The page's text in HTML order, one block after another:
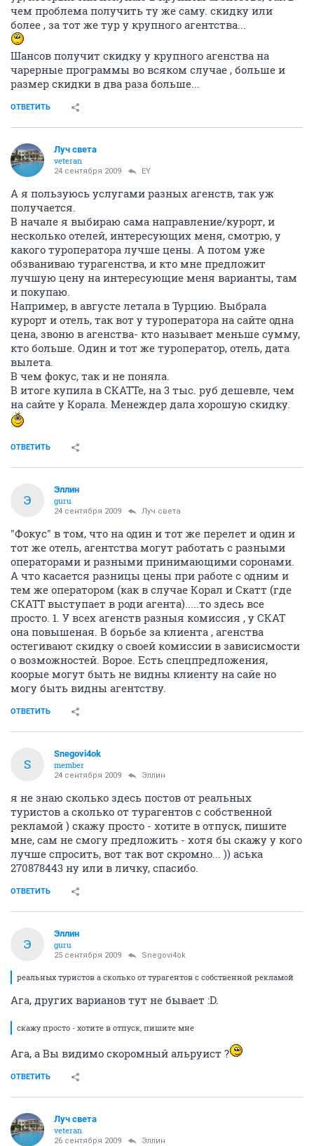
чем проблема получить ту же саму. скидку или
более , за тот же тур у крупного агентства...
Шансов получит скидку у крупного агенства на
чарерные программы во всяком случае , больше и
размер скидки в два раза больше...
ОТВЕТИТЬ
Луч света
veteran
24 сентября 2009 EY
А я пользуюсь услугами разных агенств, так уж
получается.
В начале я выбираю сама направление/курорт, и
несколько отелей, интересующих меня, смотрю, у
какого туроператора лучше цены. А потом уже
обзваниваю турагенства, и кто мне предложит
лучшую цену на интересующие меня варианты, там
и покупаю.
Например, в августе летала в Турцию. Выбрала
курорт и отель, так вот у туроператора на сайте одна
цена, звоню в агенства- кто называет меньше сумму,
кто больше. Один и тот же туроператор, отель, дата
вылета.
В чем фокус, так и не поняла.
В итоге купила в СКАТТе, на 3 тыс. руб дешевле, чем
на сайте у Корала. Менеждер дала хорошую скидку.
ОТВЕТИТЬ
Э
Эллин
guru
24 сентября 2009 Луч света
"Фокус" в том, что на один и тот же перелет и один и
тот же отель, агентства могут работать с разными
операторами и разными принимающими соронами.
А что касается разницы цены при работе с одним и
тем же оператором (как в случае Корал и Скатт (где
СКАТТ выступает в роди агента).....то здесь все
просто. 1. У всех агенств разныя комиссия , у СКАТ
она повышеная. В борьбе за клиента , агенства
остегивают скидку о своей комиссии в зависисмости
о возможностей. Ворое. Есть спецпредложения,
коорые могут быть не видны клиенту на сайе но
могу быть видны агентству.
ОТВЕТИТЬ
S
Snegovi4ok
member
24 сентября 2009 Эллин
я не знаю сколько здесь постов от реальных
туристов а сколько от турагентов с собственной
рекламой ) скажу просто - хотите в отпуск, пишите
мне, сам не смогу предложить - хотя бы скажу у кого
лучше спросить, вот так вот скромно... )) аська
270878443 ну или в личку, спасибо.
ОТВЕТИТЬ
Э
Эллин
guru
25 сентября 2009 Snegovi4ok
реальных туристов а сколько от турагентов с собственной рекламой
Ага, других варианов тут не бывает :D.
скажу просто - хотите в отпуск, пишите мне
Ага, а Вы видимо скоромный альруист ?
ОТВЕТИТЬ
Луч света
veteran
26 сентября 2009 Эллин